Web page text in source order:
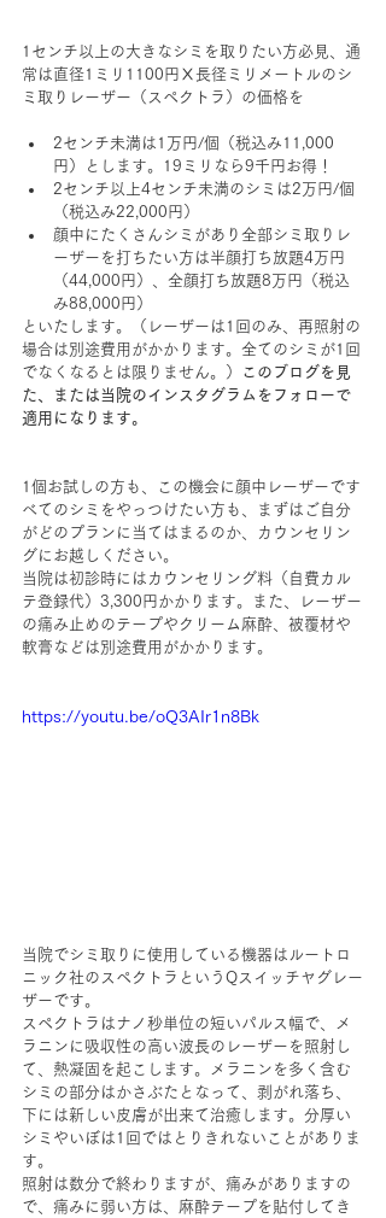
1センチ以上の大きなシミを取りたい方必見、通
常は直径1ミリ1100円Ⅹ長径ミリメートルのシ
ミ取りレーザー（スペクトラ）の価格を
2センチ未満は1万円/個（税込み11,000
円）とします。19ミリなら9千円お得！
2センチ以上4センチ未満のシミは2万円/個
（税込み22,000円）
顔中にたくさんシミがあり全部シミ取りレ
ーザーを打ちたい方は半顔打ち放題4万円
（44,000円）、全顔打ち放題8万円（税込
み88,000円）
といたします。（レーザーは1回のみ、再照射の
場合は別途費用がかかります。全てのシミが1回
でなくなるとは限りません。）
このブログを見
た、または当院のインスタグラムをフォローで
適用になります。
1個お試しの方も、この機会に顔中レーザーです
べてのシミをやっつけたい方も、まずはご自分
がどのプランに当てはまるのか、カウンセリン
グにお越しください。
当院は初診時にはカウンセリング料（自費カル
テ登録代）3,300円かかります。また、レーザー
の痛み止めのテープやクリーム麻酔、被覆材や
軟膏などは別途費用がかかります。
https://youtu.be/oQ3AIr1n8Bk
当院でシミ取りに使用している機器はルートロ
ニック社のスペクトラというQスイッチヤグレー
ザーです。
スペクトラはナノ秒単位の短いパルス幅で、メ
ラニンに吸収性の高い波長のレーザーを照射し
て、熱凝固を起こします。メラニンを多く含む
シミの部分はかさぶたとなって、剥がれ落ち、
下には新しい皮膚が出来て治癒します。分厚い
シミやいぼは1回ではとりきれないことがありま
す。
照射は数分で終わりますが、痛みがありますの
で、痛みに弱い方は、麻酔テープを貼付してき